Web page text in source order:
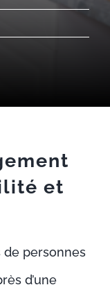
et
de personnes
d’une